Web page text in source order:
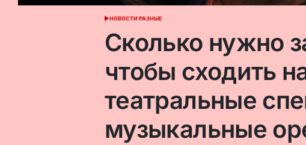
ОПУБЛИКОВАНО
НОВОСТИ РАЗНЫЕ
Сколько нужно
чтобы сходить
театральные
музыкальные